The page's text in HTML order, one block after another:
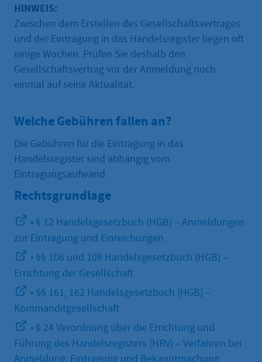
HINWEIS:
Zwischen dem Erstellen des Gesellschaftsvertrages
und der Eintragung in das Handelsregister liegen oft
einige Wochen. Prüfen Sie deshalb den
Gesellschaftsvertrag vor der Anmeldung noch
einmal auf seine Aktualität.
Welche Gebühren fallen an?
Die Gebühren für die Eintragung in das
Handelsregister sind abhängig vom
Eintragungsaufwand
Rechtsgrundlage
• § 12 Handelsgesetzbuch (HGB) – Anmeldungen
zur Eintragung und Einreichungen
• §§ 106 und 108 Handelsgesetzbuch (HGB) –
Errichtung der Gesellschaft
• §§ 161, 162 Handelsgesetzbuch (HGB) –
Kommanditgesellschaft
• § 24 Verordnung über die Errichtung und
Führung des Handelsregisters (HRV) – Verfahren bei
Anmeldung, Eintragung und Bekanntmachung